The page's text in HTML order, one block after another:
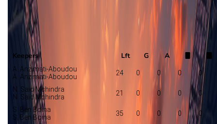
Opstelling nog niet bekend
Rwanda
Comoren
Keepers Lft G A
A. Anzimati-Aboudou
A. Anzimati-Aboudou
24 0 0 0 0
N. Said Mchindra
N. Said Mchindra
21 0 0 0 0
S. Ben Boina
S. Ben Boina
35 0 0 0 0